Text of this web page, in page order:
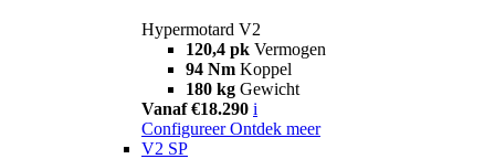
Hypermotard V2
120,4 pk Vermogen
94 Nm Koppel
180 kg Gewicht
Vanaf €18.290 i
Configureer Ontdek meer
V2 SP